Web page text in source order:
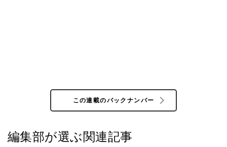
この連載のバックナンバー
編集部が選ぶ関連記事